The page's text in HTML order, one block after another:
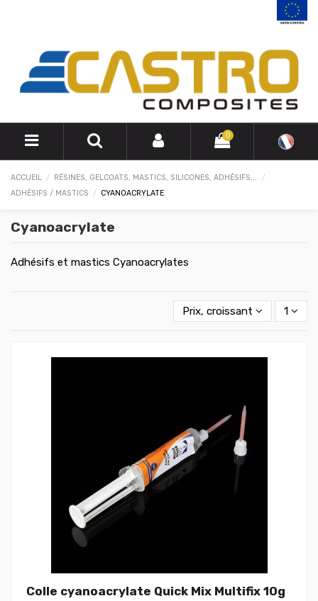
0
ACCUEIL
RÉSINES, GELCOATS, MASTICS, SILICONES, ADHÉSIFS...
ADHÉSIFS / MASTICS
CYANOACRYLATE
Cyanoacrylate
Adhésifs et mastics Cyanoacrylates
Prix, croissant 1
Colle cyanoacrylate Quick Mix Multifix 10g